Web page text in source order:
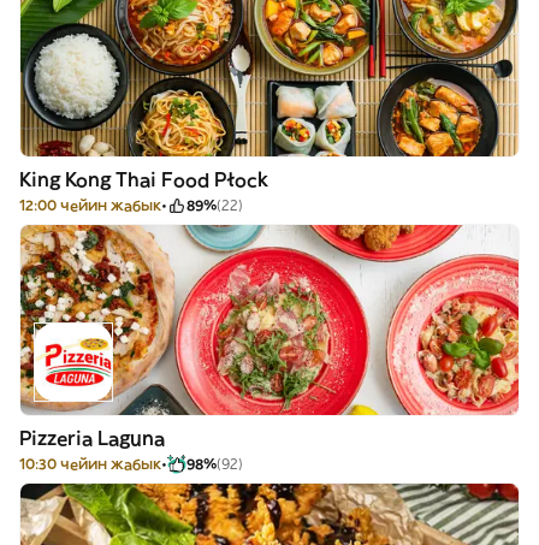
King Kong Thai Food Płock
12:00 чейин жабык 89%(22)
Pizzeria Laguna
10:30 чейин жабык 98%(92)